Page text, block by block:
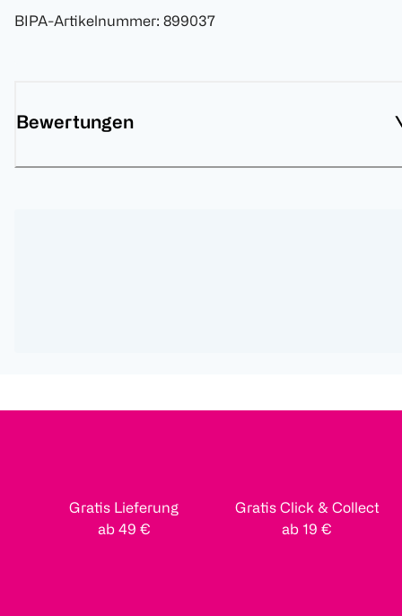
BIPA-Artikelnummer: 899037
Bewertungen
Gratis Lieferung
ab 49 €
Gratis Click & Collect
ab 19 €